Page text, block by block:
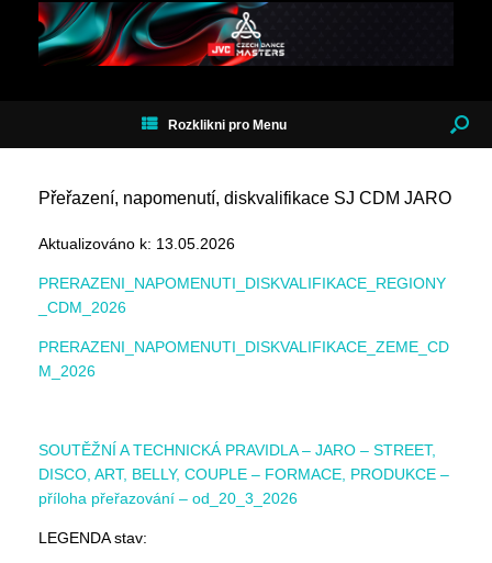
Rozklikni pro Menu
Přeřazení, napomenutí, diskvalifikace SJ CDM JARO
Aktualizováno k: 13.05.2026
PRERAZENI_NAPOMENUTI_DISKVALIFIKACE_REGIONY
_CDM_2026
PRERAZENI_NAPOMENUTI_DISKVALIFIKACE_ZEME_CD
M_2026
SOUTĚŽNÍ A TECHNICKÁ PRAVIDLA – JARO – STREET,
DISCO, ART, BELLY, COUPLE – FORMACE, PRODUKCE –
příloha přeřazování – od_20_3_2026
LEGENDA stav: